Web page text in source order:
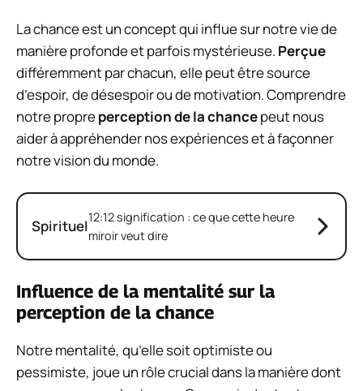
La chance est un concept qui influe sur notre vie de
manière profonde et parfois mystérieuse. Perçue
différemment par chacun, elle peut être source
d’espoir, de désespoir ou de motivation. Comprendre
notre propreperception de la chancepeut nous
aider à appréhender nos expériences et à façonner
notre vision du monde.
Spirituel12:12 signification : ce que cette heure
miroir veut dire
Influence de la mentalité sur la
perception de la chance
Notre mentalité, qu’elle soit optimiste ou
pessimiste, joue un rôle crucial dans la manière dont